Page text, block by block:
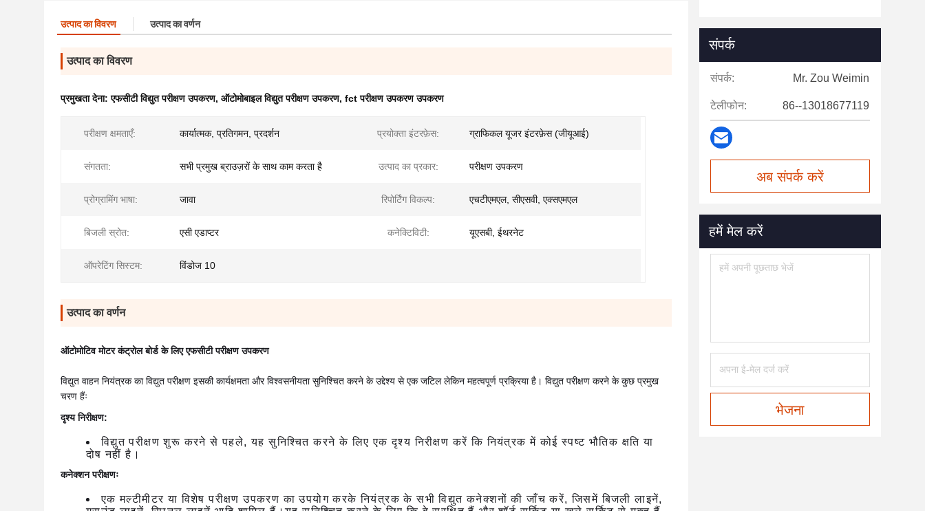
उत्पाद का विवरण उत्पाद का वर्णन
उत्पाद का विवरण
प्रमुखता देना:एफसीटी विद्युत परीक्षण उपकरण, ऑटोमोबाइल विद्युत परीक्षण उपकरण, fct परीक्षण उपकरण उपकरण
परीक्षण क्षमताएँ: कार्यात्मक, प्रतिगमन, प्रदर्शन प्रयोक्ता इंटरफ़ेस: ग्राफिकल यूजर इंटरफ़ेस (जीयूआई)
संगतता: सभी प्रमुख ब्राउज़रों के साथ काम करता है उत्पाद का प्रकार: परीक्षण उपकरण
प्रोग्रामिंग भाषा: जावा रिपोर्टिंग विकल्प: एचटीएमएल, सीएसवी, एक्सएमएल
बिजली स्रोत: एसी एडाप्टर कनेक्टिविटी: यूएसबी, ईथरनेट
ऑपरेटिंग सिस्टम: विंडोज 10
उत्पाद का वर्णन
ऑटोमोटिव मोटर कंट्रोल बोर्ड के लिए एफसीटी परीक्षण उपकरण
विद्युत वाहन नियंत्रक का विद्युत परीक्षण इसकी कार्यक्षमता और विश्वसनीयता सुनिश्चित करने के उद्देश्य से एक जटिल लेकिन महत्वपूर्ण प्रक्रिया है। विद्युत परीक्षण करने के कुछ प्रमुख
चरण हैंः
दृश्य निरीक्षण:
विद्युत परीक्षण शुरू करने से पहले, यह सुनिश्चित करने के लिए एक दृश्य निरीक्षण करें कि नियंत्रक में कोई स्पष्ट भौतिक क्षति या
दोष नहीं है।
कनेक्शन परीक्षणः
एक मल्टीमीटर या विशेष परीक्षण उपकरण का उपयोग करके नियंत्रक के सभी विद्युत कनेक्शनों की जाँच करें, जिसमें बिजली लाइनें,
संपर्क
संपर्क: Mr. Zou Weimin
टेलीफोन: 86--13018677119
अब संपर्क करें
हमें मेल करें
भेजना